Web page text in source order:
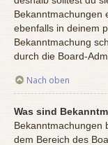
Bekanntmachungen
ebenfalls in deinem
Bekanntmachung
durch die Board-
Nach oben
Was sind
Bekanntmachungen
dem Bereich des